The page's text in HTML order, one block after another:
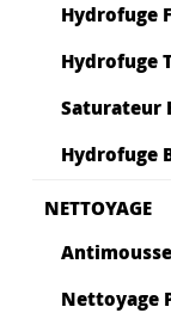
Hydrofuge
Hydrofuge
Saturateur
Hydrofuge
NETTOYAGE
Antimousse
Nettoyage